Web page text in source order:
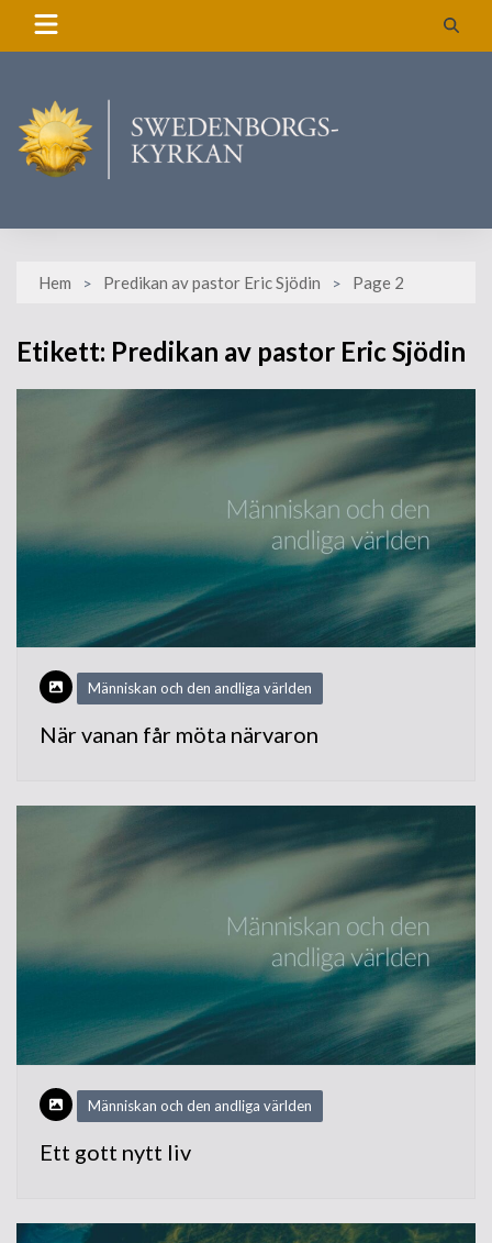
Hem Predikan av pastor Eric Sjödin Page 2
Etikett: Predikan av pastor Eric Sjödin
Människan och den andliga världen
När vanan får möta närvaron
Människan och den andliga världen
Ett gott nytt liv